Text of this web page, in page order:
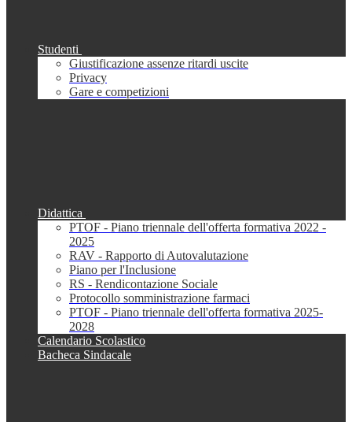
Studenti
Giustificazione assenze ritardi uscite
Privacy
Gare e competizioni
Didattica
PTOF - Piano triennale dell'offerta formativa 2022 -
2025
RAV - Rapporto di Autovalutazione
Piano per l'Inclusione
RS - Rendicontazione Sociale
Protocollo somministrazione farmaci
PTOF - Piano triennale dell'offerta formativa 2025-
2028
Calendario Scolastico
Bacheca Sindacale